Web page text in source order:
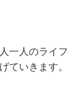
一人のライフ
ていきます。